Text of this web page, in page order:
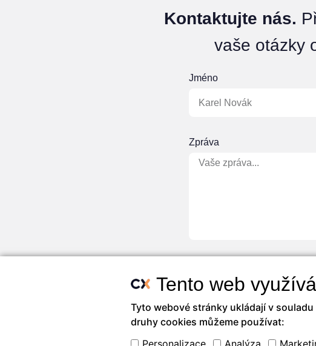
Kontaktujte nás.
vaše otázky
Jméno
Zpráva
Tento web
Tyto webové stránky ukládají v
druhy cookies můžeme používat:
Personalizace
Analýza